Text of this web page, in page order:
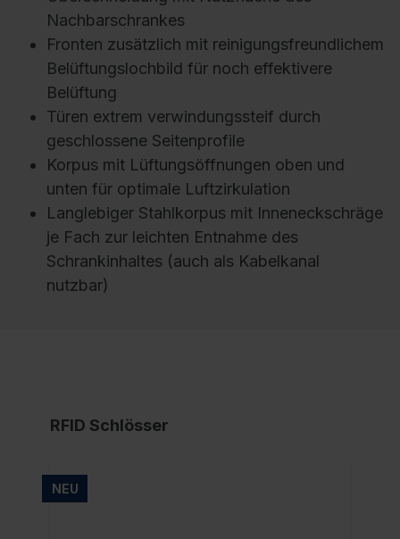
Nachbarschrankes
Fronten zusätzlich mit reinigungsfreundlichem
Belüftungslochbild für noch effektivere
Belüftung
Türen extrem verwindungssteif durch
geschlossene Seitenprofile
Korpus mit Lüftungsöffnungen oben und
unten für optimale Luftzirkulation
Langlebiger Stahlkorpus mit Inneneckschräge
je Fach zur leichten Entnahme des
Schrankinhaltes (auch als Kabelkanal
nutzbar)
RFID Schlösser
NEU